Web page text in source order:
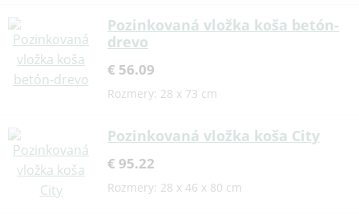
Pozinkovaná vložka koša betón-
drevo
€ 56.09
Rozmery: 28 x 73 cm
Pozinkovaná vložka koša City
€ 95.22
Rozmery: 28 x 46 x 80 cm